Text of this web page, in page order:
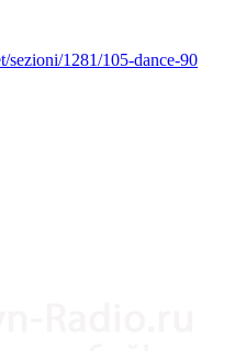
sezioni/1281/105-dance-90